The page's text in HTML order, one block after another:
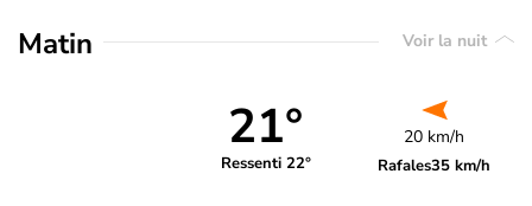
Matin Voir la nuit
21°
Ressenti 22°
20 km/h
Rafales35 km/h